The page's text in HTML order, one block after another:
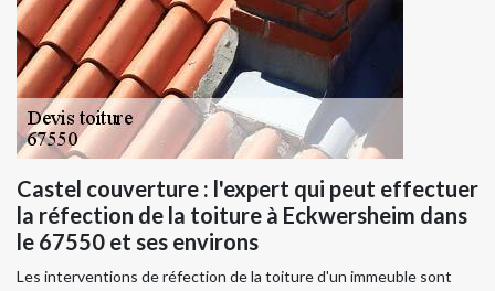
Castel couverture : l'expert qui peut effectuer
la réfection de la toiture à Eckwersheim dans
le 67550 et ses environs
Les interventions de réfection de la toiture d'un immeuble sont